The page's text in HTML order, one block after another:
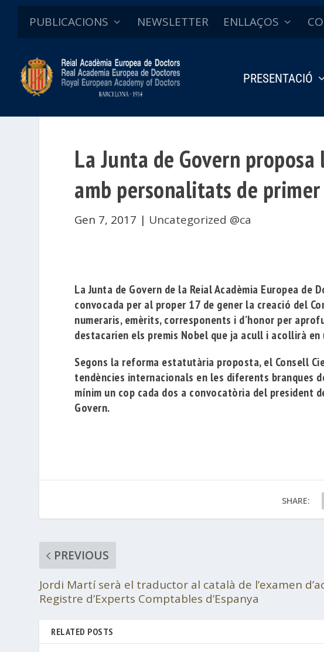
PUBLICACIONS NEWSLETTER ENLLAÇOS
PRESENTACIÓ
La Junta de Govern
amb personalitats de
Gen 7, 2017 | Uncategorized @ca
La Junta de Govern de la Reial Acadèmia Europea de
convocada per al proper 17 de gener la creació del
numeraris, emèrits, corresponents i d’honor per
destacarien els premis Nobel que ja acull i acollirà en
Segons la reforma estatutària proposta, el Consell
tendències internacionals en les diferents branques
mínim un cop cada dos a convocatòria del president
Govern.
SHARE:
PREVIOUS
Jordi Martí serà el traductor al català de l’examen
Registre d’Experts Comptables d’Espanya
RELATED POSTS